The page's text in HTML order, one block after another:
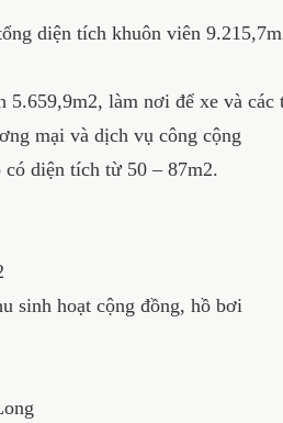
diện tích khuôn viên
làm nơi để xe và các
mại và dịch vụ công cộng
diện tích từ 50 – 87m2.
sinh hoạt cộng đồng, hồ bơi